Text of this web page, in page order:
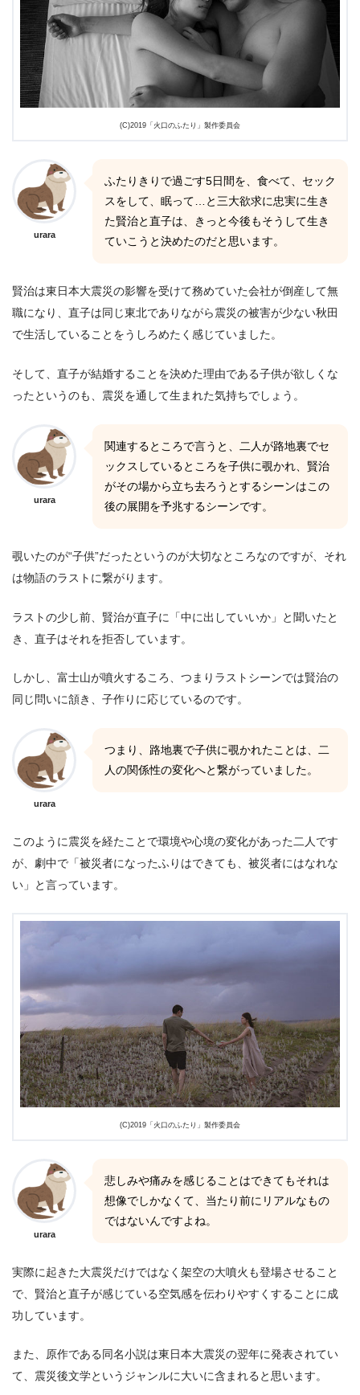
(C)2019「火口のふたり」製作委員会
urara
ふたりきりで過ごす5日間を、食べて、セック
スをして、眠って…と三大欲求に忠実に生き
た賢治と直子は、きっと今後もそうして生き
ていこうと決めたのだと思います。
賢治は東日本大震災の影響を受けて務めていた会社が倒産して無
職になり、直子は同じ東北でありながら震災の被害が少ない秋田
で生活していることをうしろめたく感じていました。
そして、直子が結婚することを決めた理由である子供が欲しくな
ったというのも、震災を通して生まれた気持ちでしょう。
urara
関連するところで言うと、二人が路地裏でセ
ックスしているところを子供に覗かれ、賢治
がその場から立ち去ろうとするシーンはこの
後の展開を予兆するシーンです。
覗いたのが“子供”だったというのが大切なところなのですが、それ
は物語のラストに繋がります。
ラストの少し前、賢治が直子に「中に出していいか」と聞いたと
き、直子はそれを拒否しています。
しかし、富士山が噴火するころ、つまりラストシーンでは賢治の
同じ問いに頷き、子作りに応じているのです。
urara
つまり、路地裏で子供に覗かれたことは、二
人の関係性の変化へと繋がっていました。
このように震災を経たことで環境や心境の変化があった二人です
が、劇中で「被災者になったふりはできても、被災者にはなれな
い」と言っています。
(C)2019「火口のふたり」製作委員会
urara
悲しみや痛みを感じることはできてもそれは
想像でしかなくて、当たり前にリアルなもの
ではないんですよね。
実際に起きた大震災だけではなく架空の大噴火も登場させること
で、賢治と直子が感じている空気感を伝わりやすくすることに成
功しています。
また、原作である同名小説は東日本大震災の翌年に発表されてい
て、震災後文学というジャンルに大いに含まれると思います。